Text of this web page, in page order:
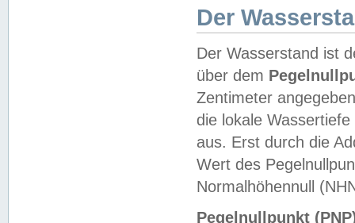
Der
Der Wasserstand ist
über dem
Zentimeter
die lokale
aus. Erst durch die
Wert des
Normalhöhennull
Pegelnullpunkt